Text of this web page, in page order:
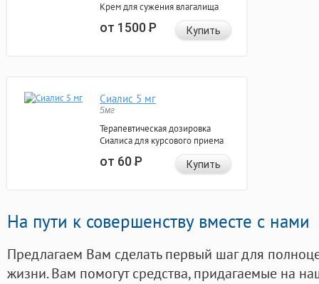
Крем для сужения влагалища
от 1500Р Купить
Сиалис 5 мг
5мг
Терапевтическая дозировка
Сиалиса для курсового приема
от 60Р Купить
На пути к совершенству вместе с нами
Предлагаем Вам сделать первый шаг для
жизни. Вам помогут средства, придагаемые на